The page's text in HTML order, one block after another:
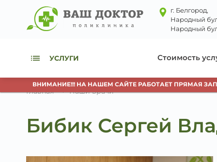
г. Белгород,
Народный
Народный
УСЛУГИ Стоимость
ВНИМАНИЕ!!! НА НАШЕМ САЙТЕ РАБОТАЕТ ПРЯМАЯ
Главная Наши врачи
Бибик Сергей